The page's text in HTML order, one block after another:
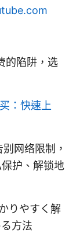
的陷阱，选
：快速上
网络限制，
护、解锁地
りやすく解
方法